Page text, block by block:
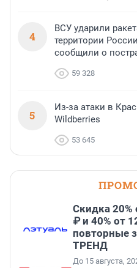
4
ВСУ ударили
территории
сообщили о
59 328
5
Из-за атаки в
Wildberries
53 645
Скидка 20%
₽ и 40% от
повторные
ТРЕНД
До 15 августа,